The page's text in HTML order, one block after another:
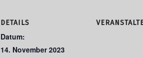
DETAILS
Datum:
14. November 2023